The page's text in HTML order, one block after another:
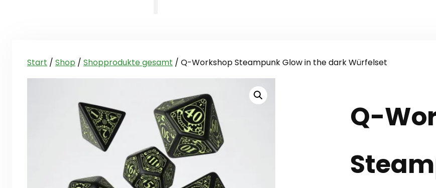
Start / Shop / Shopprodukte gesamt / Q-Workshop Steampunk Glow in the dark Würfelset
Q-